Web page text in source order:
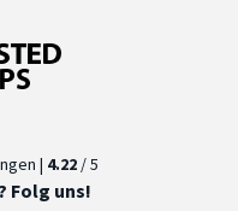
| 4.22 / 5
Folg uns!